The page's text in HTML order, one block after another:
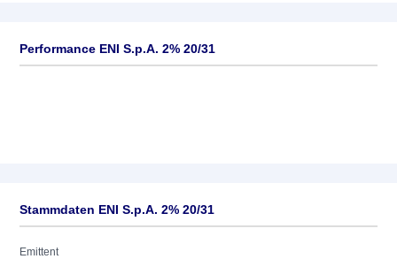
Performance ENI S.p.A. 2% 20/31
Stammdaten ENI S.p.A. 2% 20/31
Emittent